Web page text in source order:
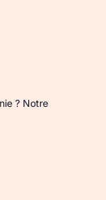
? Notre